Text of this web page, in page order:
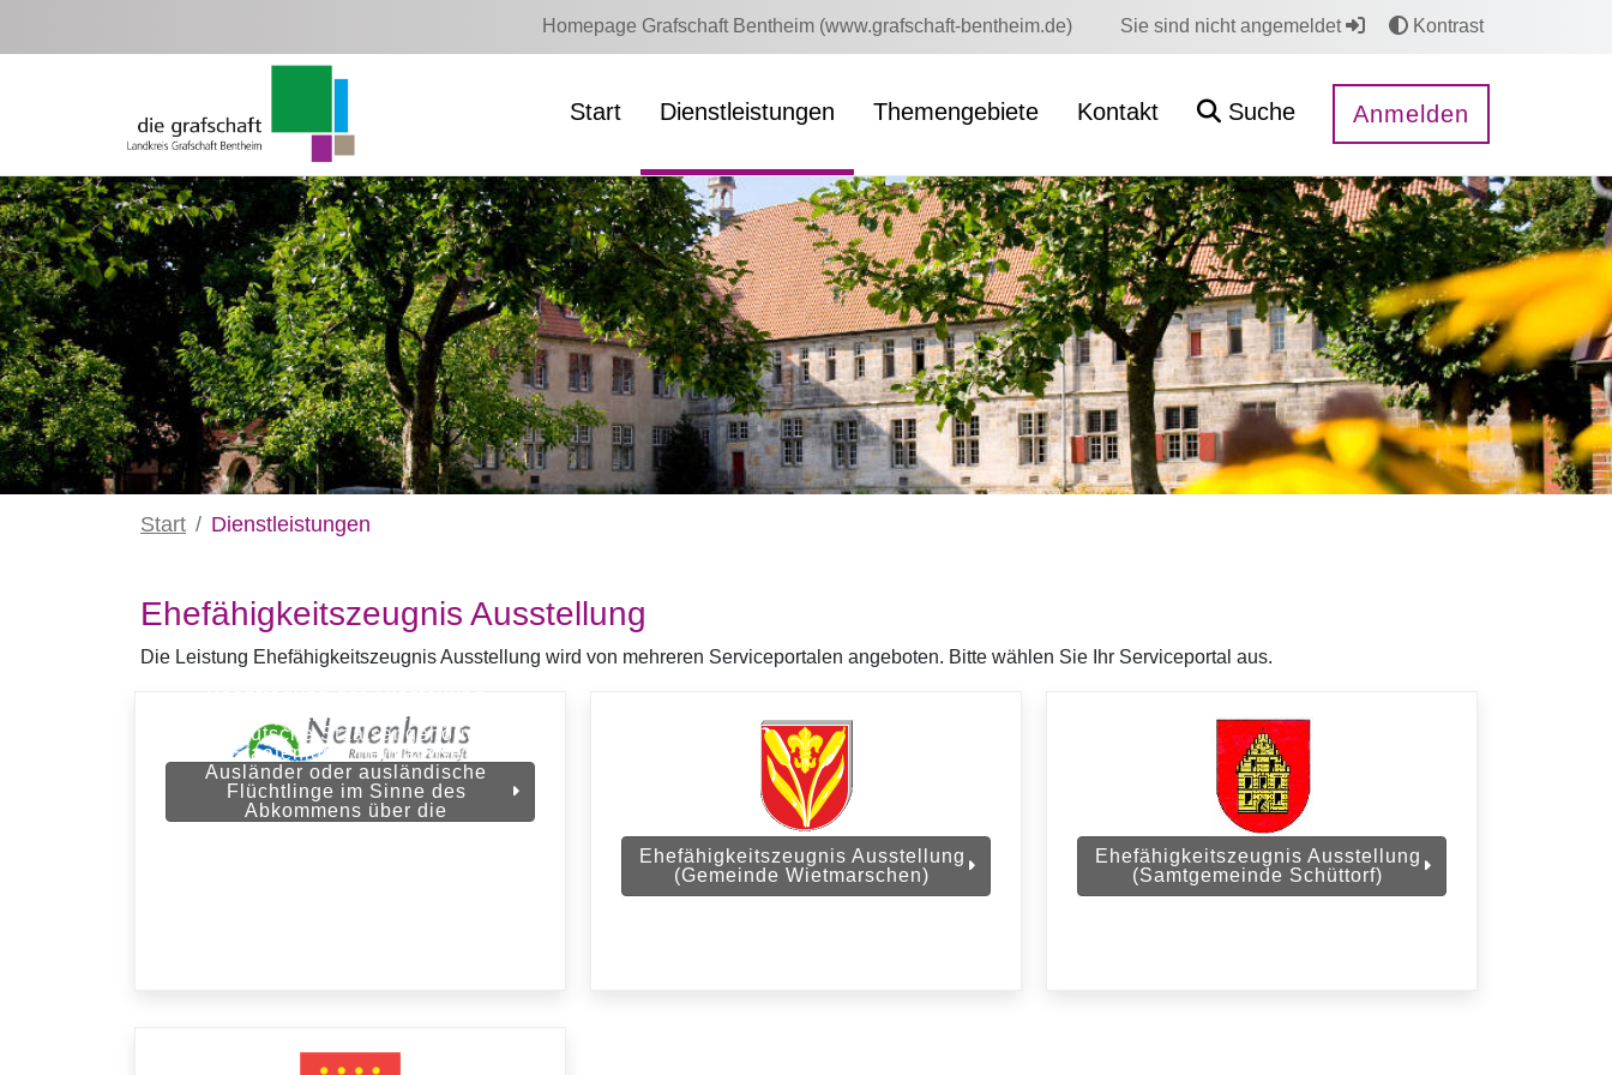
Homepage Grafschaft Bentheim (www.grafschaft-bentheim.de) Sie sind nicht angemeldet Kontrast
Start Dienstleistungen Themengebiete Kontakt Suche Anmelden
Start Dienstleistungen
Ehefähigkeitszeugnis Ausstellung
Die Leistung Ehefähigkeitszeugnis Ausstellung wird von mehreren Serviceportalen angeboten. Bitte wählen Sie Ihr Serviceportal aus.
eines Ehefähigkeitszeugnisses
für deutsche Staatsangehörige,
Staatenlose, heimatlose
Ausländer oder ausländische
Flüchtlinge im Sinne des
Abkommens über die
Ehefähigkeitszeugnis Ausstellung
(Gemeinde Wietmarschen)
Ehefähigkeitszeugnis Ausstellung
(Samtgemeinde Schüttorf)